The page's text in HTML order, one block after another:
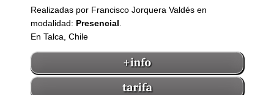
Realizadas por Francisco Jorquera Valdés en
modalidad: Presencial.
En Talca, Chile